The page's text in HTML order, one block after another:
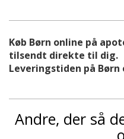
Køb Børn online på
tilsendt direkte til dig.
Leveringstiden på Børn
Andre, der så